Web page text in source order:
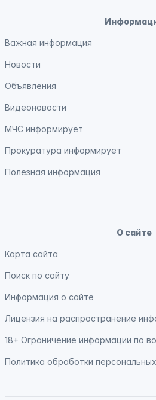
Важная информация
Новости
Объявления
Видеоновости
МЧС информирует
Прокуратура информирует
Полезная информация
О сайте
Карта сайта
Поиск по сайту
Информация о сайте
Лицензия на распространение
18+ Ограничение информации по
Политика обработки